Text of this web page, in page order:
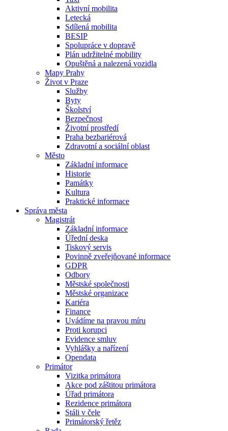
Aktivní mobilita
Letecká
Sdílená mobilita
BESIP
Spolupráce v dopravě
Plán udržitelné mobility
Opuštěná a nalezená vozidla
Mapy Prahy
Život v Praze
Služby
Byty
Školství
Bezpečnost
Životní prostředí
Praha bezbariérová
Zdravotní a sociální oblast
Město
Základní informace
Historie
Památky
Kultura
Praktické informace
Správa města
Magistrát
Základní informace
Úřední deska
Tiskový servis
Povinně zveřejňované informace
GDPR
Odbory
Městské společnosti
Městské organizace
Kariéra
Finance
Uvádíme na pravou míru
Proti korupci
Evidence smluv
Vyhlášky a nařízení
Opendata
Primátor
Vizitka primátora
Akce pod záštitou primátora
Úřad primátora
Rezidence primátora
Stáli v čele
Primátorský řetěz